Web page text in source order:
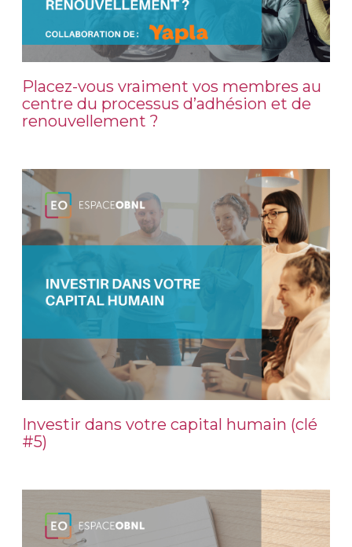
Placez-vous vraiment vos membres au
centre du processus d’adhésion et de
renouvellement ?
Investir dans votre capital humain (clé
#5)